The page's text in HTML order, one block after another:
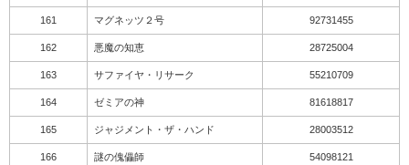
161 マグネッツ２号 92731455
162 悪魔の知恵 28725004
163 サファイヤ・リサーク 55210709
164 ゼミアの神 81618817
165 ジャジメント・ザ・ハンド 28003512
166 謎の傀儡師 54098121